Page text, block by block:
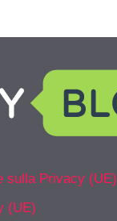
sulla Privacy (UE)
(UE)